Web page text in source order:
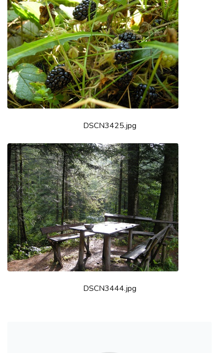
DSCN3425.jpg
DSCN3444.jpg